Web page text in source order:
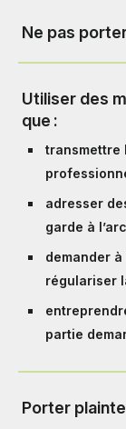
Ne pas
Utiliser des
que :
transmettre
adresser
garde à
demander
régulariser
partie
Porter